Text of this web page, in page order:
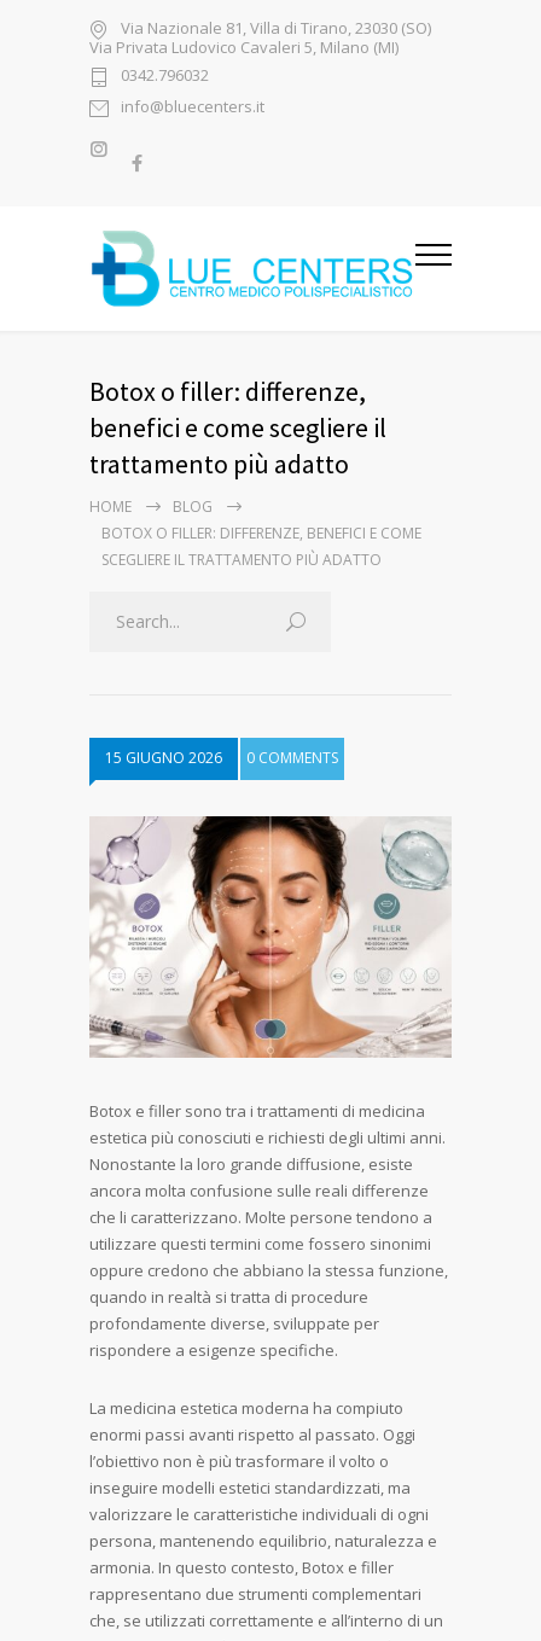
Via Nazionale 81, Villa di Tirano, 23030 (SO)
Via Privata Ludovico Cavaleri 5, Milano (MI)
0342.796032
info@bluecenters.it
Botox o filler: differenze,
benefici e come scegliere il
trattamento più adatto
HOME
BLOG
BOTOX O FILLER: DIFFERENZE, BENEFICI E COME
SCEGLIERE IL TRATTAMENTO PIÙ ADATTO
15 GIUGNO 2026 0 COMMENTS
Botox e filler sono tra i trattamenti di medicina
estetica più conosciuti e richiesti degli ultimi anni.
Nonostante la loro grande diffusione, esiste
ancora molta confusione sulle reali differenze
che li caratterizzano. Molte persone tendono a
utilizzare questi termini come fossero sinonimi
oppure credono che abbiano la stessa funzione,
quando in realtà si tratta di procedure
profondamente diverse, sviluppate per
rispondere a esigenze specifiche.
La medicina estetica moderna ha compiuto
enormi passi avanti rispetto al passato. Oggi
l’obiettivo non è più trasformare il volto o
inseguire modelli estetici standardizzati, ma
valorizzare le caratteristiche individuali di ogni
persona, mantenendo equilibrio, naturalezza e
armonia. In questo contesto, Botox e filler
rappresentano due strumenti complementari
che, se utilizzati correttamente e all’interno di un